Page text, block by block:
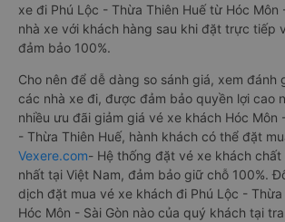
xe đi Phú Lộc - Thừa Thiên Huế từ Hóc Môn
nhà xe với khách hàng sau khi đặt trực tiếp
đảm bảo 100%.
Cho nên để dễ dàng so sánh giá, xem đánh
các nhà xe đi, được đảm bảo quyền lợi cao
nhiều ưu đãi giảm giá vé xe khách Hóc Môn
- Thừa Thiên Huế, hành khách có thể đặt
Vexere.com- Hệ thống đặt vé xe khách
nhất tại Việt Nam, đảm bảo giữ chỗ 100%.
dịch đặt mua vé xe khách đi Phú Lộc -
Hóc Môn - Sài Gòn nào của quý khách tại